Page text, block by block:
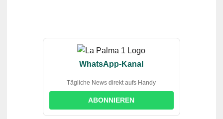
WhatsApp-Kanal
Tägliche News direkt aufs Handy
ABONNIEREN